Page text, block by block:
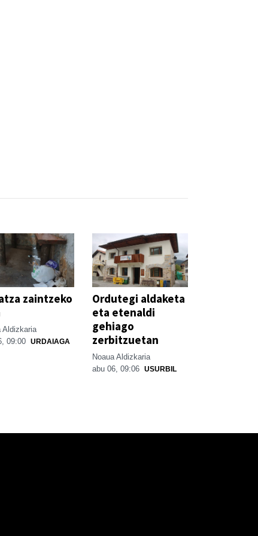
zaintzeko
Aldizkaria
09:00 URDAIAGA
Ordutegi aldaketa
eta etenaldi
gehiago
zerbitzuetan
Noaua Aldizkaria
abu 06, 09:06 USURBIL